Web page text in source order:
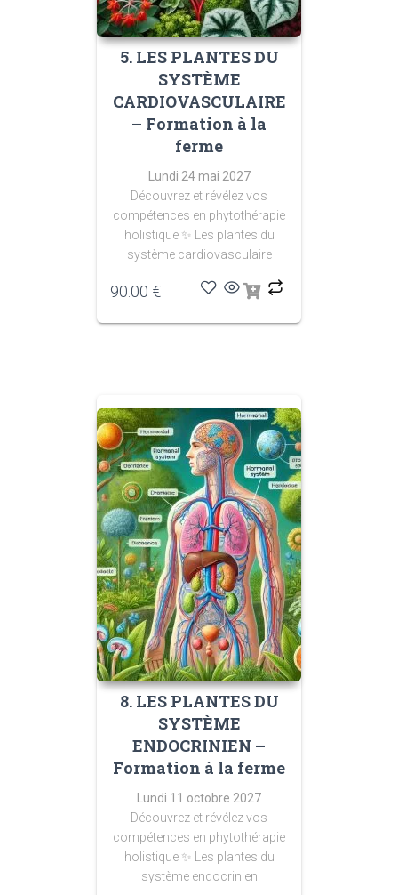
5. LES PLANTES DU
SYSTÈME
CARDIOVASCULAIRE
– Formation à la
ferme
Lundi 24 mai 2027
Découvrez et révélez vos
compétences en phytothérapie
holistique ✨ Les plantes du
système cardiovasculaire
90.00 €
8. LES PLANTES DU
SYSTÈME
ENDOCRINIEN –
Formation à la ferme
Lundi 11 octobre 2027
Découvrez et révélez vos
compétences en phytothérapie
holistique ✨ Les plantes du
système endocrinien